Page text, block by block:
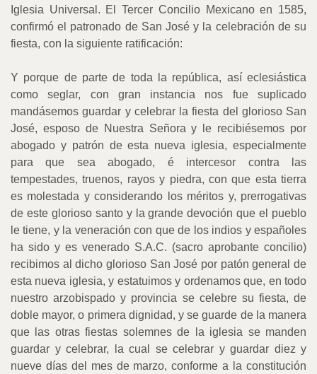
Iglesia Universal. El Tercer Concilio Mexicano en 1585,
confirmó el patronado de San José y la celebración de su
fiesta, con la siguiente ratificación:
Y porque de parte de toda la república, así eclesiástica
como seglar, con gran instancia nos fue suplicado
mandásemos guardar y celebrar la fiesta del glorioso San
José, esposo de Nuestra Señora y le recibiésemos por
abogado y patrón de esta nueva iglesia, especialmente
para que sea abogado, é intercesor contra las
tempestades, truenos, rayos y piedra, con que esta tierra
es molestada y considerando los méritos y, prerrogativas
de este glorioso santo y la grande devoción que el pueblo
le tiene, y la veneración con que de los indios y españoles
ha sido y es venerado S.A.C. (sacro aprobante concilio)
recibimos al dicho glorioso San José por patón general de
esta nueva iglesia, y estatuimos y ordenamos que, en todo
nuestro arzobispado y provincia se celebre su fiesta, de
doble mayor, o primera dignidad, y se guarde de la manera
que las otras fiestas solemnes de la iglesia se manden
guardar y celebrar, la cual se celebrar y guardar diez y
nueve días del mes de marzo, conforme a la constitución